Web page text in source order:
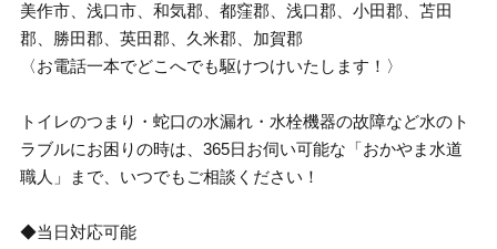
美作市、浅口市、和気郡、都窪郡、浅口郡、小田郡、苫田
郡、勝田郡、英田郡、久米郡、加賀郡
〈お電話一本でどこへでも駆けつけいたします！〉
トイレのつまり・蛇口の水漏れ・水栓機器の故障など水のト
ラブルにお困りの時は、365日お伺い可能な「おかやま水道
職人」まで、いつでもご相談ください！
◆当日対応可能